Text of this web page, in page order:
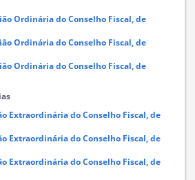
Ordinária do Conselho Fiscal, de
Ordinária do Conselho Fiscal, de
Ordinária do Conselho Fiscal, de
Extraordinária do Conselho Fiscal, de
Extraordinária do Conselho Fiscal, de
Extraordinária do Conselho Fiscal, de